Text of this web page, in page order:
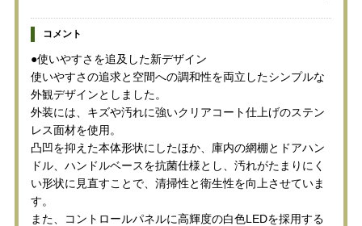
コメント
●使いやすさを追及した新デザイン
使いやすさの追求と空間への調和性を両立したシンプルな
外観デザインとしました。
外装には、キズや汚れに強いクリアコート仕上げのステン
レス面材を使用。
凸凹を抑えた本体形状にしたほか、庫内の網棚とドアハン
ドル、ハンドルベースを抗菌仕様とし、汚れがたまりにく
い形状に見直すことで、清掃性と衛生性を向上させていま
す。
また、コントロールパネルに高輝度の白色LEDを採用する